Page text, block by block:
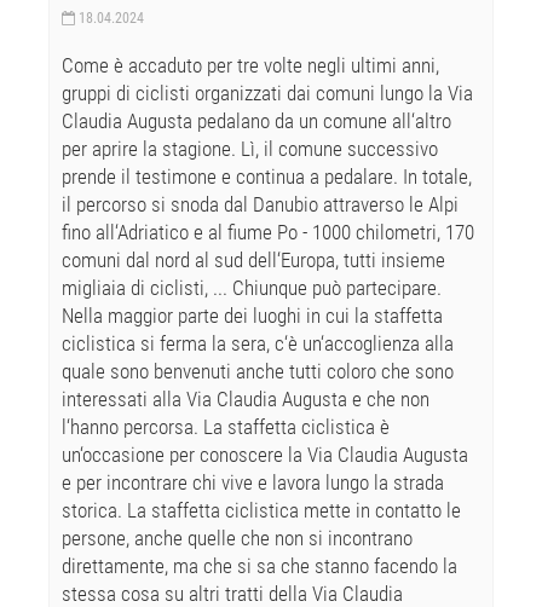
18.04.2024
Come è accaduto per tre volte negli ultimi anni,
gruppi di ciclisti organizzati dai comuni lungo la Via
Claudia Augusta pedalano da un comune all‘altro
per aprire la stagione. Lì, il comune successivo
prende il testimone e continua a pedalare. In totale,
il percorso si snoda dal Danubio attraverso le Alpi
fino all‘Adriatico e al fiume Po - 1000 chilometri, 170
comuni dal nord al sud dell‘Europa, tutti insieme
migliaia di ciclisti, ... Chiunque può partecipare.
Nella maggior parte dei luoghi in cui la staffetta
ciclistica si ferma la sera, c‘è un‘accoglienza alla
quale sono benvenuti anche tutti coloro che sono
interessati alla Via Claudia Augusta e che non
l‘hanno percorsa. La staffetta ciclistica è
un‘occasione per conoscere la Via Claudia Augusta
e per incontrare chi vive e lavora lungo la strada
storica. La staffetta ciclistica mette in contatto le
persone, anche quelle che non si incontrano
direttamente, ma che si sa che stanno facendo la
stessa cosa su altri tratti della Via Claudia